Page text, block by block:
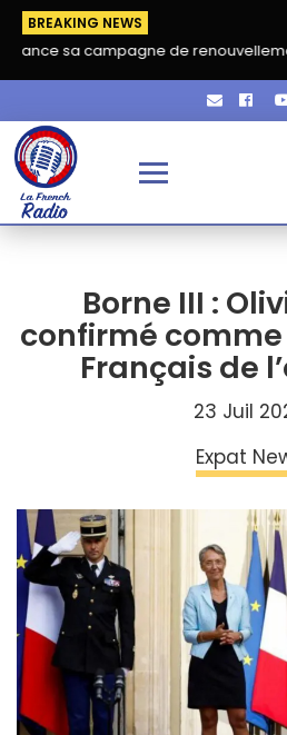
BREAKING NEWS
de renouvellement
Borne III :
confirmé
Français de
23 Juil
Expat